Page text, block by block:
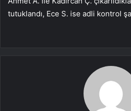
tutuklandı, Ece S. ise adli kontrol